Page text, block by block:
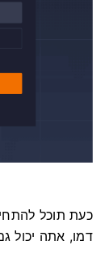
דמו, אתה יכול